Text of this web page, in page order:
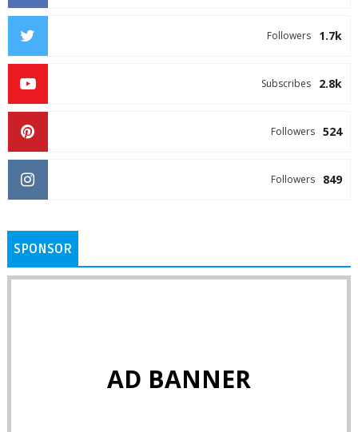
1.7k
Followers
2.8k
Subscribes
524
Followers
849
Followers
SPONSOR
AD BANNER